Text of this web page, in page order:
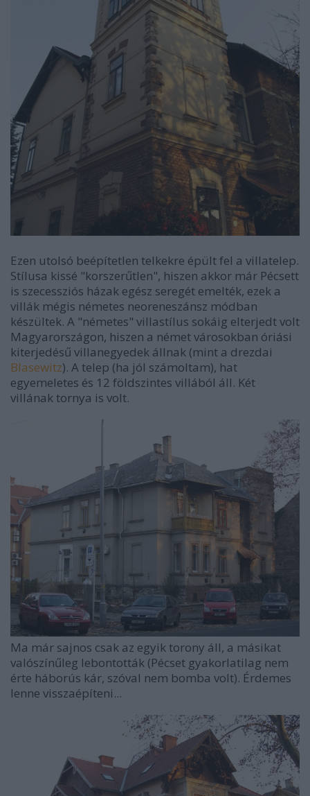
Ezen utolsó beépítetlen telkekre épült fel a villatelep.
Stílusa kissé "korszerűtlen", hiszen akkor már Pécsett
is szecessziós házak egész seregét emelték, ezek a
villák mégis németes neoreneszánsz módban
készültek. A "németes" villastílus sokáig elterjedt volt
Magyarországon, hiszen a német városokban óriási
kiterjedésű villanegyedek állnak (mint a drezdai
Blasewitz). A telep (ha jól számoltam), hat
egyemeletes és 12 földszintes villából áll. Két
villának tornya is volt.
Ma már sajnos csak az egyik torony áll, a másikat
valószínűleg lebontották (Pécset gyakorlatilag nem
érte háborús kár, szóval nem bomba volt). Érdemes
lenne visszaépíteni...